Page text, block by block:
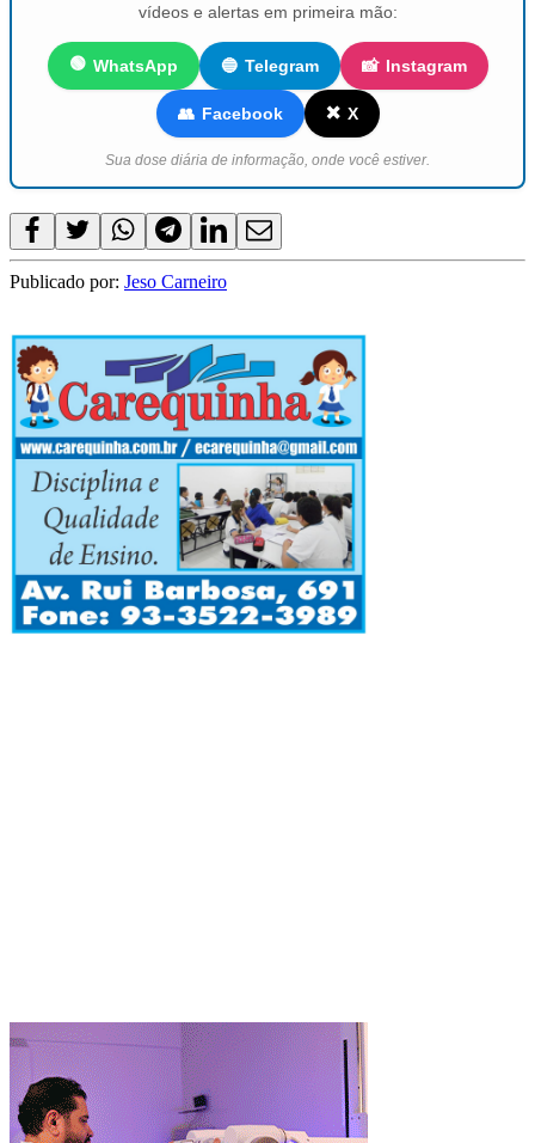
vídeos e alertas em primeira mão:
🟢 WhatsApp 🔵 Telegram 📸 Instagram
👥 Facebook ✖️ X
Sua dose diária de informação, onde você estiver.
Publicado por: Jeso Carneiro